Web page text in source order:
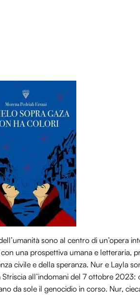
sono al centro di un’opera
una prospettiva umana e letteraria,
civile e della speranza. Nur e Layla
all’indomani del 7 ottobre 2023:
da sole il genocidio in corso. Nur,